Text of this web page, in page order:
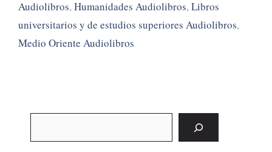
Audiolibros,Humanidades Audiolibros,Libros
universitarios y de estudios superiores Audiolibros,
Medio Oriente Audiolibros